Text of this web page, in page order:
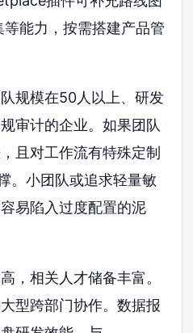
能力，按需搭建产品管
规模在50人以上、研发
审计的企业。如果团队
且对工作流有特殊定制
。小团队或追求轻量敏
易陷入过度配置的泥
，相关人才储备丰富。
型跨部门协作。数据报